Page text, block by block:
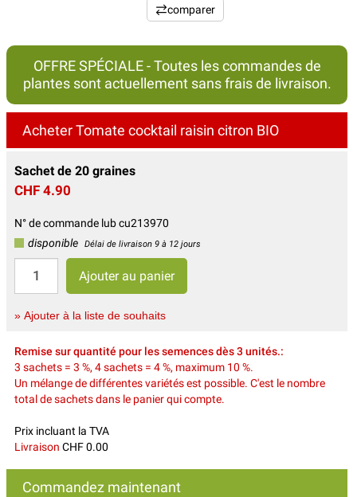
comparer
OFFRE SPÉCIALE - Toutes les commandes de
plantes sont actuellement sans frais de livraison.
Acheter Tomate cocktail raisin citron BIO
Sachet de 20 graines
CHF 4.90
N° de commande lub cu213970
disponible
Délai de livraison 9 à 12 jours
» Ajouter à la liste de souhaits
Remise sur quantité pour les semences dès 3 unités.:
3 sachets = 3 %, 4 sachets = 4 %, maximum 10 %.
Un mélange de différentes variétés est possible. C'est le nombre
total de sachets dans le panier qui compte.
Prix incluant la TVA
Livraison CHF 0.00
Commandez maintenant